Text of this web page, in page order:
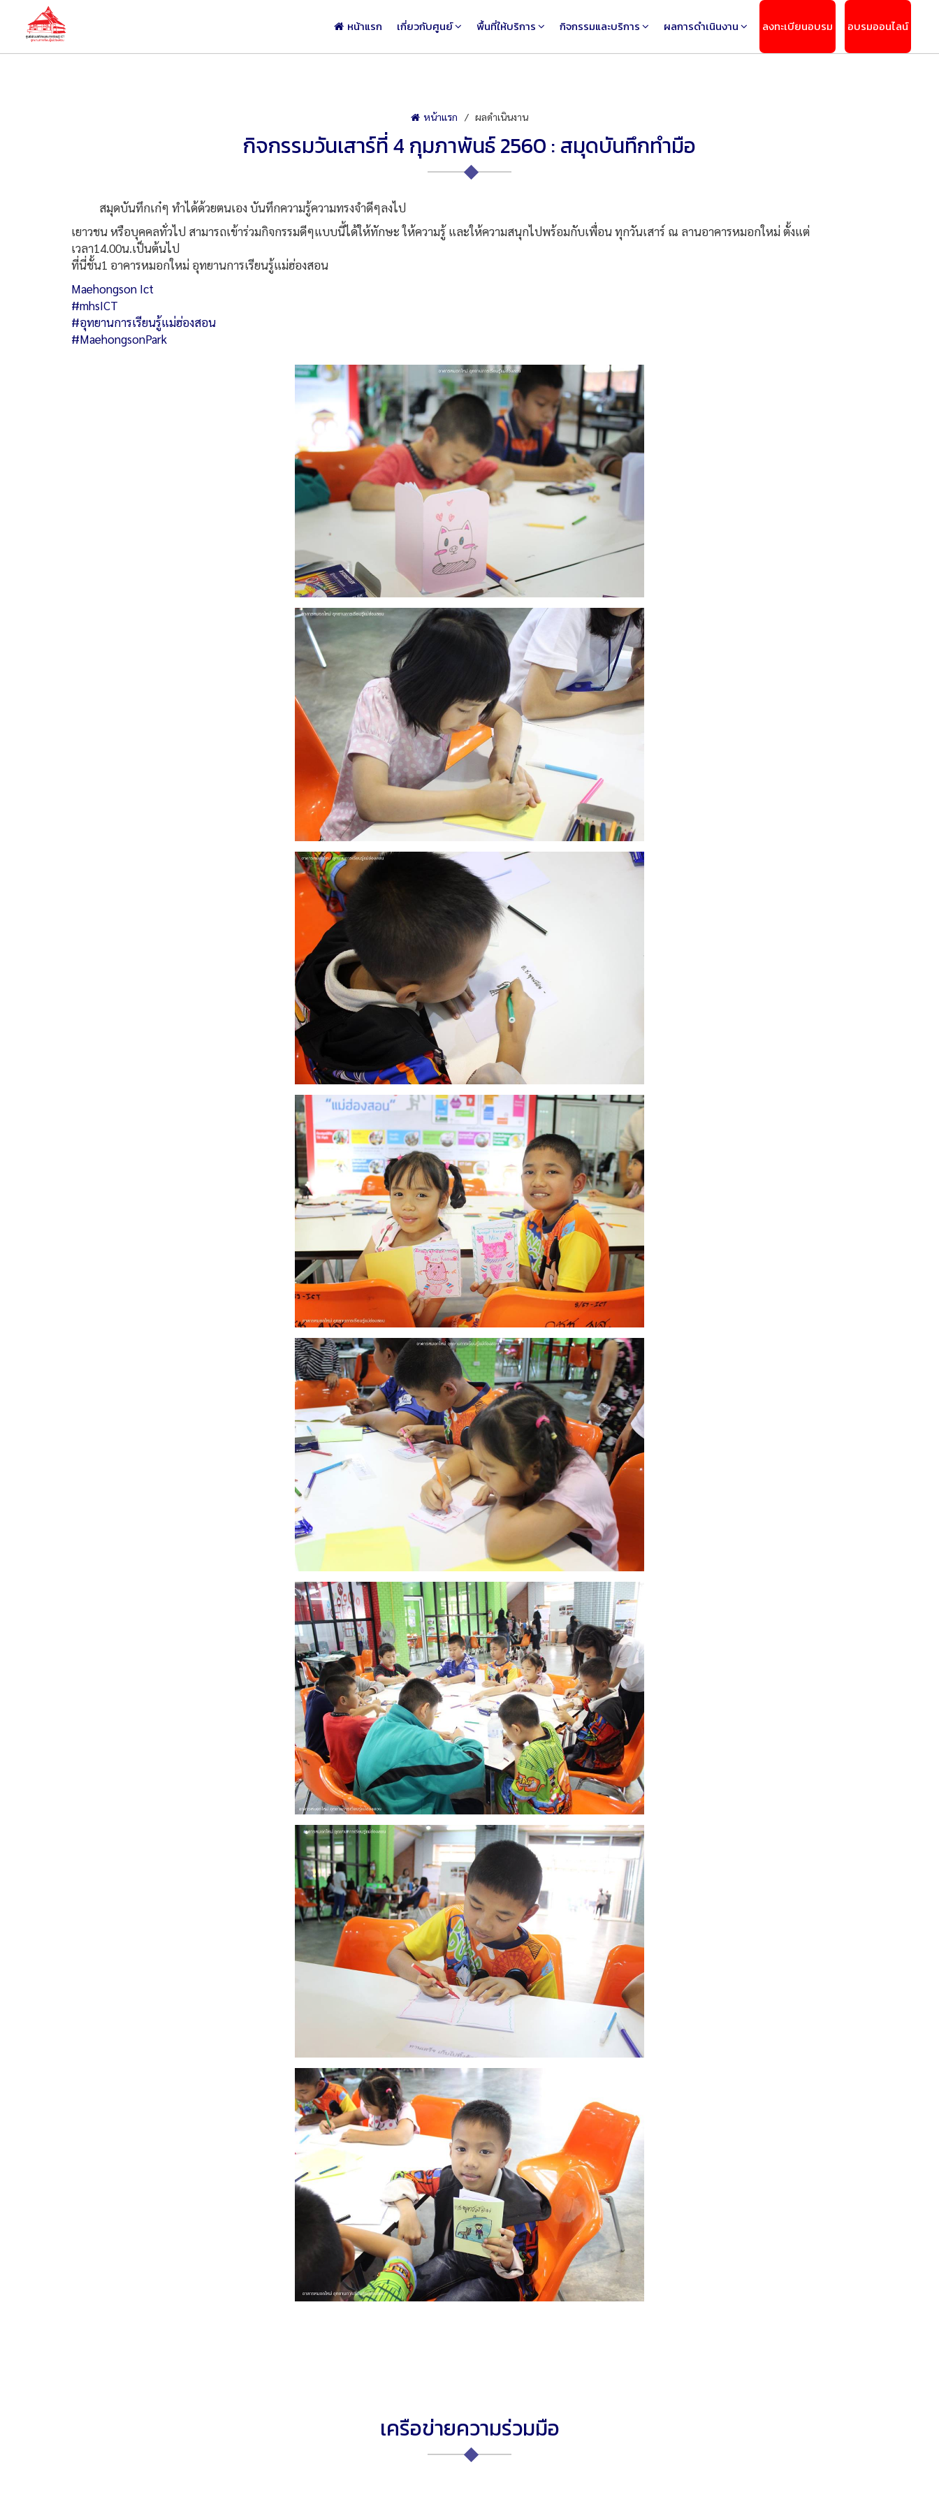
หน้าแรก เกี่ยวกับศูนย์ พื้นที่ให้บริการ กิจกรรมและบริการ ผลการดำเนินงาน ลงทะเบียนอบรม อบรมออนไลน์
หน้าแรก ผลดำเนินงาน
กิจกรรมวันเสาร์ที่ 4 กุมภาพันธ์ 2560 : สมุดบันทึกทำมือ
สมุดบันทึกเก๋ๆ ทำได้ด้วยตนเอง บันทึกความรู้ความทรงจำดีๆลงไป
เยาวชน หรือบุคคลทั่วไป สามารถเข้าร่วมกิจกรรมดีๆแบบนี้ได้ให้ทักษะ ให้ความรู้ และให้ความสนุกไปพร้อมกับเพื่อน ทุกวันเสาร์ ณ ลานอาคารหมอกใหม่ ตั้งแต่
เวลา14.00น.เป็นต้นไป
ที่นี่ชั้น1 อาคารหมอกใหม่ อุทยานการเรียนรู้แม่ฮ่องสอน
Maehongson Ict
#mhsICT
#อุทยานการเรียนรู้แม่ฮ่องสอน
#MaehongsonPark
เครือข่ายความร่วมมือ